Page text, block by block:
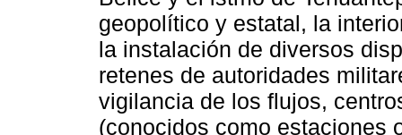
geopolítico y estatal, la
la instalación de diversos
retenes de autoridades
vigilancia de los flujos,
(conocidos como estaciones